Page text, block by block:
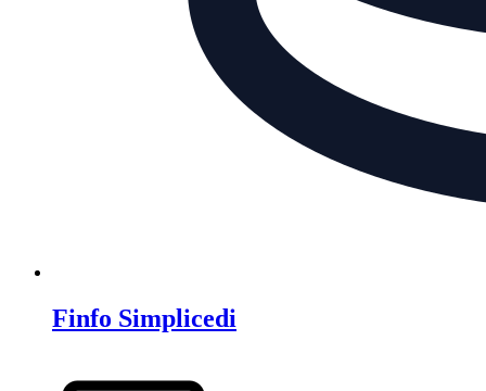
Finfo Simplicedi